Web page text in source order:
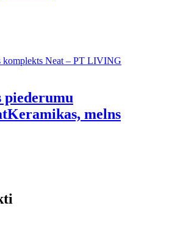
piederumu
Keramikas, melns